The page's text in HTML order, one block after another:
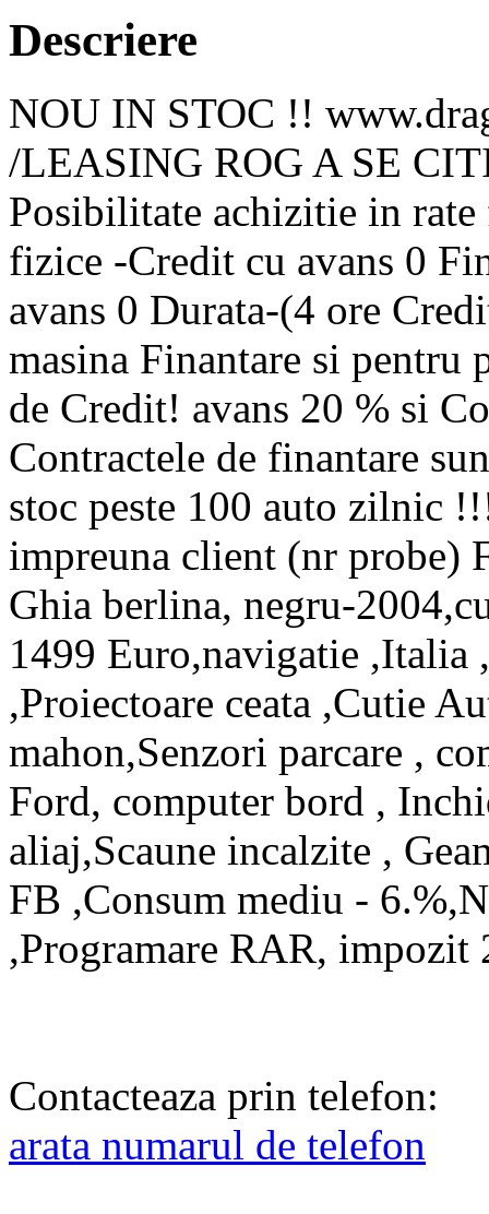
Descriere
NOU IN STOC !!
/LEASING ROG A SE
Posibilitate achizitie in rate
fizice -Credit cu avans 0
avans 0 Durata-(4 ore
masina Finantare si pentru
de Credit! avans 20 % si
Contractele de finantare
stoc peste 100 auto zilnic
impreuna client (nr probe)
Ghia berlina, negru-
1499 Euro,navigatie
,Proiectoare ceata ,Cutie
mahon,Senzori parcare ,
Ford, computer bord ,
aliaj,Scaune incalzite ,
FB ,Consum mediu -
,Programare RAR, impozit
Contacteaza prin telefon:
arata numarul de telefon